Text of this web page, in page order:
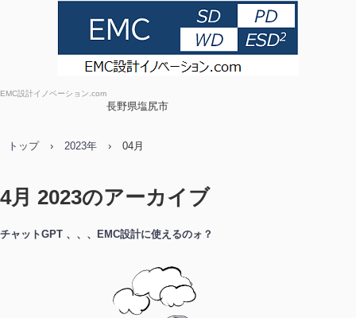
EMC設計イノベーション.com
長野県塩尻市
トップ › 2023年 › 04月
4月 2023のアーカイブ
チャットGPT 、、、EMC設計に使えるのォ？